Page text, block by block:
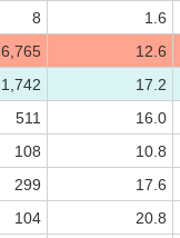
8 1.6
6,765 12.6
1,742 17.2
511 16.0
108 10.8
299 17.6
104 20.8